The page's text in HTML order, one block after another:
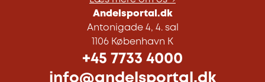
Andelsportal.dk
Antonigade 4, 4. sal
1106 København K
+45 7733 4000
info@andelsportal.dk